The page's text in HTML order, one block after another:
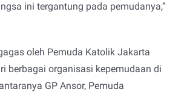
ini tergantung pada pemudanya,”
oleh Pemuda Katolik Jakarta
berbagai organisasi kepemudaan di
GP Ansor, Pemuda